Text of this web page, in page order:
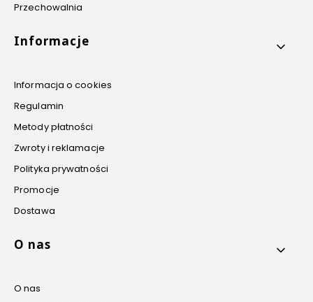
Przechowalnia
Informacje
Informacja o cookies
Regulamin
Metody płatności
Zwroty i reklamacje
Polityka prywatności
Promocje
Dostawa
O nas
O nas